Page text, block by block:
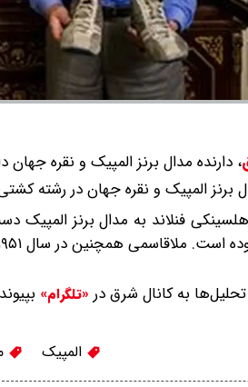
، دارنده مدال برنز المپیک و نقره جهان
و نقره جهان در رشته کشتی آزاد در سن 97 سالگی دار
ملاقاسمی در المپیک ۱۹۵۲ هلسینکی فنلاند به
در سال ۱۹۵۱ در مسابقات جهانی فنلاند نیز صاحب مدال نقره شد.
به کانال شرق در «تلگرام»
المپیک